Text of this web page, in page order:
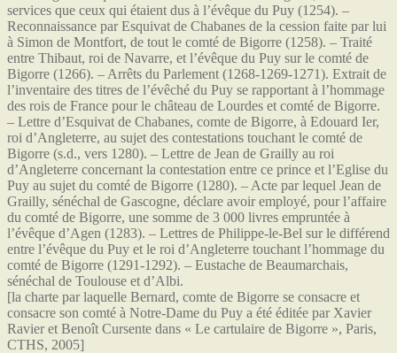
services que ceux qui étaient dus à l’évêque du Puy (1254). –
Reconnaissance par Esquivat de Chabanes de la cession faite par lui
à Simon de Montfort, de tout le comté de Bigorre (1258). – Traité
entre Thibaut, roi de Navarre, et l’évêque du Puy sur le comté de
Bigorre (1266). – Arrêts du Parlement (1268-1269-1271). Extrait de
l’inventaire des titres de l’évêché du Puy se rapportant à l’hommage
des rois de France pour le château de Lourdes et comté de Bigorre.
– Lettre d’Esquivat de Chabanes, comte de Bigorre, à Edouard Ier,
roi d’Angleterre, au sujet des contestations touchant le comté de
Bigorre (s.d., vers 1280). – Lettre de Jean de Grailly au roi
d’Angleterre concernant la contestation entre ce prince et l’Eglise du
Puy au sujet du comté de Bigorre (1280). – Acte par lequel Jean de
Grailly, sénéchal de Gascogne, déclare avoir employé, pour l’affaire
du comté de Bigorre, une somme de 3 000 livres empruntée à
l’évêque d’Agen (1283). – Lettres de Philippe-le-Bel sur le différend
entre l’évêque du Puy et le roi d’Angleterre touchant l’hommage du
comté de Bigorre (1291-1292). – Eustache de Beaumarchais,
sénéchal de Toulouse et d’Albi.
[la charte par laquelle Bernard, comte de Bigorre se consacre et
consacre son comté à Notre-Dame du Puy a été éditée par Xavier
Ravier et Benoît Cursente dans « Le cartulaire de Bigorre », Paris,
CTHS, 2005]